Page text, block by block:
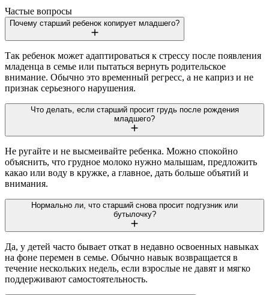
Частые вопросы
Почему старший ребенок копирует младшего?
Так ребенок может адаптироваться к стрессу после появления
младенца в семье или пытаться вернуть родительское
внимание. Обычно это временный регресс, а не каприз и не
признак серьезного нарушения.
Что делать, если старший просит грудь после рождения
младшего?
Не ругайте и не высмеивайте ребенка. Можно спокойно
объяснить, что грудное молоко нужно малышам, предложить
какао или воду в кружке, а главное, дать больше объятий и
внимания.
Нормально ли, что старший снова просит подгузник или
бутылочку?
Да, у детей часто бывает откат в недавно освоенных навыках
на фоне перемен в семье. Обычно навык возвращается в
течение нескольких недель, если взрослые не давят и мягко
поддерживают самостоятельность.